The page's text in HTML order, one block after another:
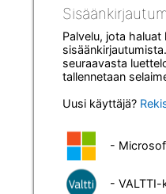
Palvelu, jota
seuraavasta
tallennetaan
Uusi käyttäjä?
-
- VALTTI-